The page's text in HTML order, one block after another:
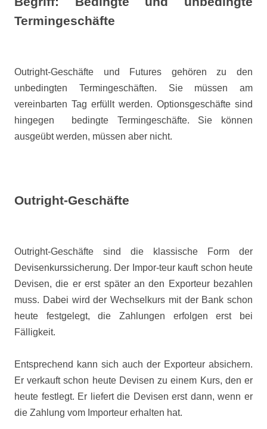
Termingeschäfte
Outright-Geschäfte und Futures gehören zu den
unbedingten Termingeschäften. Sie müssen am
vereinbarten Tag erfüllt werden. Optionsgeschäfte sind
hingegen
bedingte Termingeschäfte. Sie können
ausgeübt werden, müssen aber nicht.
Outright-Geschäfte
Outright-Geschäfte sind die klassische Form der
Devisenkurssicherung. Der Impor-teur kauft schon heute
Devisen, die er erst später an den Exporteur bezahlen
muss. Dabei wird der Wechselkurs mit der Bank schon
heute festgelegt, die Zahlungen erfolgen erst bei
Fälligkeit.
Entsprechend kann sich auch der Exporteur absichern.
Er verkauft schon heute Devisen zu einem Kurs, den er
heute festlegt. Er liefert die Devisen erst dann, wenn er
die Zahlung vom Importeur erhalten hat.